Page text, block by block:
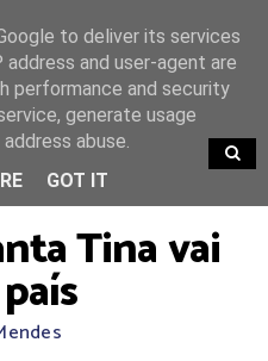
Tina vai
to deliver its services
and user-agent are
performance and security
generate usage
abuse.
GOT IT